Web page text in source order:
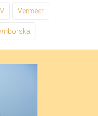
Vermeer